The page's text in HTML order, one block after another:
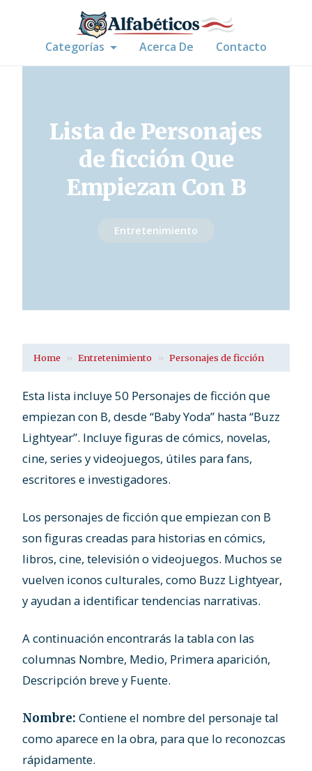
Categorías Acerca De Contacto
Lista de Personajes
de ficción Que
Empiezan Con B
Entretenimiento
Home Entretenimiento Personajes de ficción
Esta lista incluye 50 Personajes de ficción que
empiezan con B, desde “Baby Yoda” hasta “Buzz
Lightyear”. Incluye figuras de cómics, novelas,
cine, series y videojuegos, útiles para fans,
escritores e investigadores.
Los personajes de ficción que empiezan con B
son figuras creadas para historias en cómics,
libros, cine, televisión o videojuegos. Muchos se
vuelven iconos culturales, como Buzz Lightyear,
y ayudan a identificar tendencias narrativas.
A continuación encontrarás la tabla con las
columnas Nombre, Medio, Primera aparición,
Descripción breve y Fuente.
Nombre: Contiene el nombre del personaje tal
como aparece en la obra, para que lo reconozcas
rápidamente.